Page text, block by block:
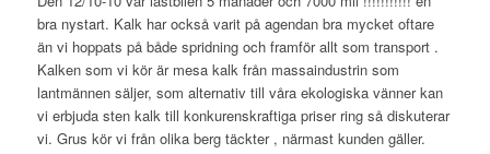
bra nystart. Kalk har också varit på agendan bra mycket oftare
än vi hoppats på både spridning och framför allt som transport .
Kalken som vi kör är mesa kalk från massaindustrin som
lantmännen säljer, som alternativ till våra ekologiska vänner kan
vi erbjuda sten kalk till konkurenskraftiga priser ring så diskuterar
vi. Grus kör vi från olika berg täckter , närmast kunden gäller.